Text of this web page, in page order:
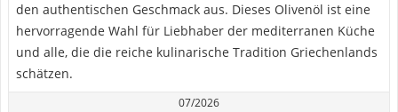
den authentischen Geschmack aus. Dieses Olivenöl ist eine
hervorragende Wahl für Liebhaber der mediterranen Küche
und alle, die die reiche kulinarische Tradition Griechenlands
schätzen.
07/2026